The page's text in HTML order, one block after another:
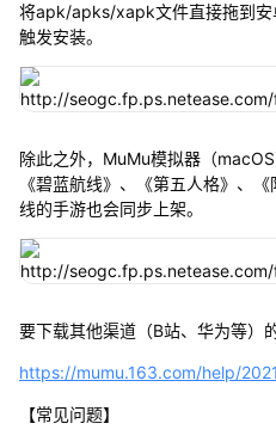
将apk/apks/xapk文件直接拖到安
触发安装。
除此之外，MuMu模拟器（
《碧蓝航线》、《第五人格》、
线的手游也会同步上架。
要下载其他渠道（B站、华为等）
https://mumu.163.com/help/
【常见问题】